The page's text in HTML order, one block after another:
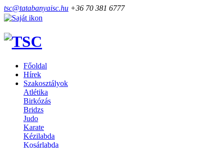
tsc@tatabanyaisc.hu +36 70 381 6777
Főoldal
Hírek
Szakosztályok
Atlétika
Birkózás
Bridzs
Judo
Karate
Kézilabda
Kosárlabda